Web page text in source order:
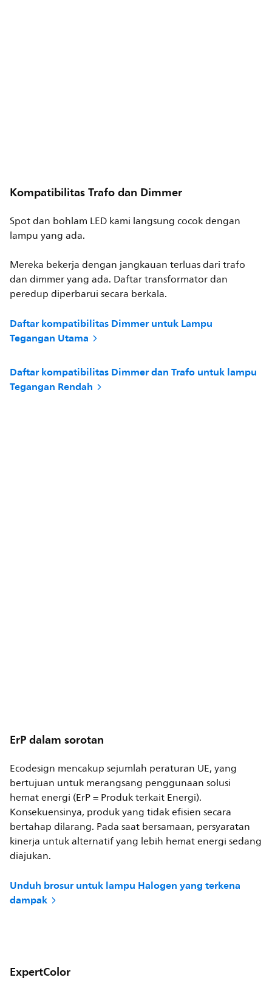
Kompatibilitas Trafo dan Dimmer
Spot dan bohlam LED kami langsung cocok dengan
lampu yang ada.
Mereka bekerja dengan jangkauan terluas dari trafo
dan dimmer yang ada. Daftar transformator dan
peredup diperbarui secara berkala.
Daftar kompatibilitas Dimmer untuk Lampu
Tegangan Utama
Daftar kompatibilitas Dimmer dan Trafo untuk lampu
Tegangan Rendah
ErP dalam sorotan
Ecodesign mencakup sejumlah peraturan UE, yang
bertujuan untuk merangsang penggunaan solusi
hemat energi (ErP = Produk terkait Energi).
Konsekuensinya, produk yang tidak efisien secara
bertahap dilarang. Pada saat bersamaan, persyaratan
kinerja untuk alternatif yang lebih hemat energi sedang
diajukan.
Unduh brosur untuk lampu Halogen yang terkena
dampak
ExpertColor